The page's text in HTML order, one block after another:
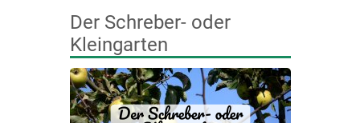
Der Schreber- oder
Kleingarten